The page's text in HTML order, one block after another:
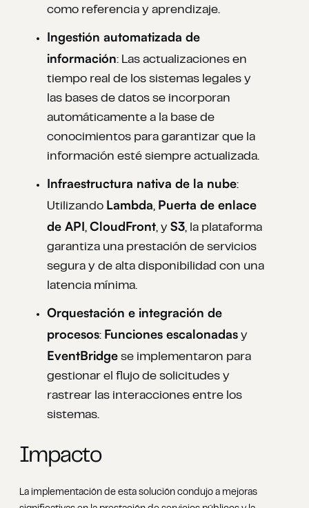
como referencia y aprendizaje.
Ingestión automatizada de
información: Las actualizaciones en
tiempo real de los sistemas legales y
las bases de datos se incorporan
automáticamente a la base de
conocimientos para garantizar que la
información esté siempre actualizada.
Infraestructura nativa de la nube:
Utilizando Lambda, Puerta de enlace
de API, CloudFront, y S3, la plataforma
garantiza una prestación de servicios
segura y de alta disponibilidad con una
latencia mínima.
Orquestación e integración de
procesos: Funciones escalonadas y
EventBridge se implementaron para
gestionar el flujo de solicitudes y
rastrear las interacciones entre los
sistemas.
Impacto
La implementación de esta solución condujo a mejoras